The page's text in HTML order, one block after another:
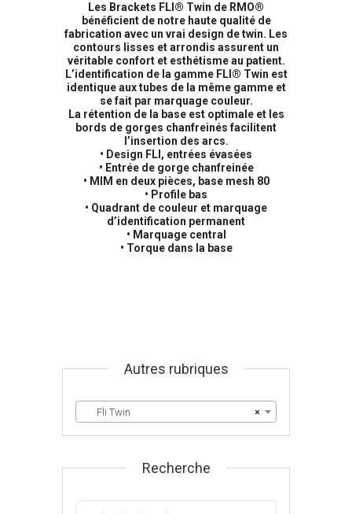
Les Brackets FLI® Twin de RMO®
bénéficient de notre haute qualité de
fabrication avec un vrai design de twin. Les
contours lisses et arrondis assurent un
véritable confort et esthétisme au patient.
L’identification de la gamme FLI® Twin est
identique aux tubes de la même gamme et
se fait par marquage couleur.
La rétention de la base est optimale et les
bords de gorges chanfreinés facilitent
l’insertion des arcs.
• Design FLI, entrées évasées
• Entrée de gorge chanfreinée
• MIM en deux pièces, base mesh 80
• Profile bas
• Quadrant de couleur et marquage
d’identification permanent
• Marquage central
• Torque dans la base
Autres rubriques
×
Fli Twin
Recherche